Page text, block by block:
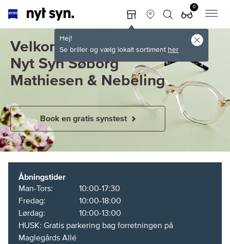
Hej!
Se briller og vælg lokalt sortiment her
0
Velkommen hos
Nyt Syn Søborg
Mathiesen & Nebeling
Book en gratis synstest
Åbningstider
Man-Tors:
10:00-17:30
Fredag:
10:00-18:00
Lørdag:
10:00-13:00
HUSK: Gratis parkering bag forretningen på
Maglegårds Allé